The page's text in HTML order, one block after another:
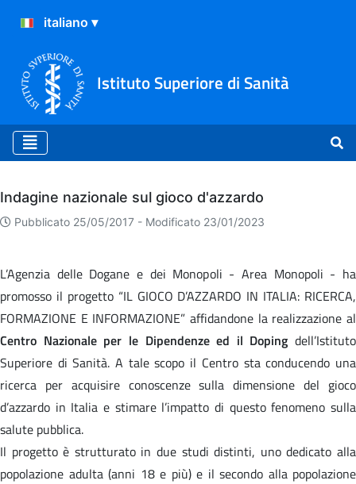
Istituto Superiore di Sanità
Archivio
Indagine nazionale sul gioco d'azzardo
Pubblicato 25/05/2017 - Modificato 23/01/2023
L’Agenzia delle Dogane e dei Monopoli - Area Monopoli - ha
promosso il progetto “IL GIOCO D’AZZARDO IN ITALIA: RICERCA,
FORMAZIONE E INFORMAZIONE” affidandone la realizzazione al
Centro Nazionale per le Dipendenze ed il Doping dell’Istituto
Superiore di Sanità. A tale scopo il Centro sta conducendo una
ricerca per acquisire conoscenze sulla dimensione del gioco
d’azzardo in Italia e stimare l’impatto di questo fenomeno sulla
salute pubblica.
Il progetto è strutturato in due studi distinti, uno dedicato alla
popolazione adulta (anni 18 e più) e il secondo alla popolazione